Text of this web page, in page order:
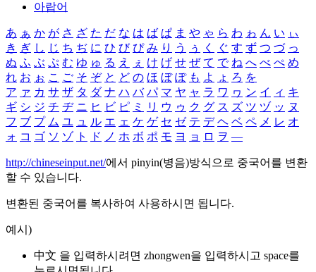
아랍어
あ ぁ か が さ ざ た だ な は ば ぱ ま や ゃ ら わ ゎ ん い ぃ
き ぎ し じ ち ぢ に ひ び ぴ み り う ぅ く ぐ す ず つ づ っ
ぬ ふ ぶ ぷ む ゆ ゅ る え ぇ け げ せ ぜ て で ね へ べ ぺ め
れ お ぉ こ ご そ ぞ と ど の ほ ぼ ぽ も よ ょ ろ を
ア ァ カ サ ザ タ ダ ナ ハ バ パ マ ヤ ャ ラ ワ ヮ ン イ ィ キ
ギ シ ジ チ ヂ ニ ヒ ビ ピ ミ リ ウ ゥ ク グ ス ズ ツ ヅ ッ ヌ
フ ブ プ ム ユ ュ ル エ ェ ケ ゲ セ ゼ テ デ ヘ ベ ペ メ レ オ
ォ コ ゴ ソ ゾ ト ド ノ ホ ボ ポ モ ヨ ョ ロ ヲ ―
http://chineseinput.net/에서 pinyin(병음)방식으로 중국어를 변환
할 수 있습니다.
변환된 중국어를 복사하여 사용하시면 됩니다.
예시)
中文 을 입력하시려면 zhongwen을 입력하시고 space를